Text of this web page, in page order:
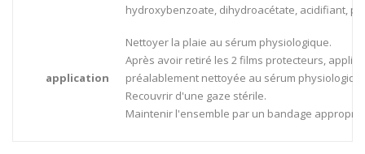
hydroxybenzoate, dihydroacétate, acidifiant,
application
Nettoyer la plaie au sérum physiologique.
Après avoir retiré les 2 films protecteurs,
préalablement nettoyée au sérum
Recouvrir d'une gaze stérile.
Maintenir l'ensemble par un bandage